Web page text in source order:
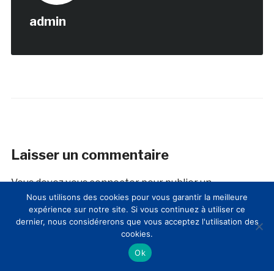
admin
Laisser un commentaire
Vous devezvous connecterpour publier un
commentaire.
Nous utilisons des cookies pour vous garantir la meilleure
expérience sur notre site. Si vous continuez à utiliser ce
dernier, nous considérerons que vous acceptez l'utilisation des
cookies.
Ok